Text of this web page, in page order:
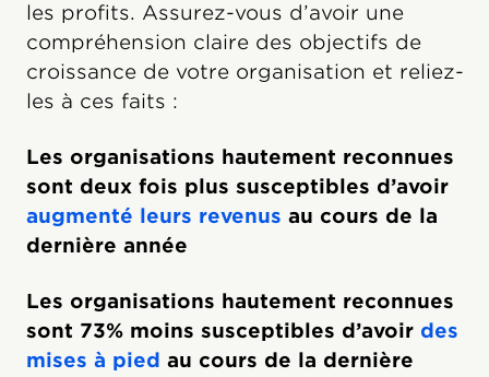
les profits. Assurez-vous d’avoir une
compréhension claire des objectifs de
croissance de votre organisation et reliez-
les à ces faits :
Les organisations hautement reconnues
sont deux fois plus susceptibles d’avoir
augmenté leurs revenus au cours de la
dernière année
Les organisations hautement reconnues
sont 73% moins susceptibles d’avoir des
mises à pied au cours de la dernière